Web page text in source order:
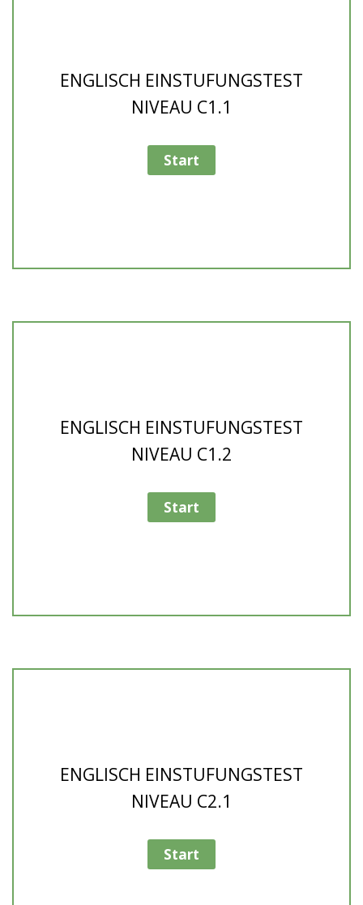
ENGLISCH EINSTUFUNGSTEST
NIVEAU C1.1
ENGLISCH EINSTUFUNGSTEST
NIVEAU C1.2
ENGLISCH EINSTUFUNGSTEST
NIVEAU C2.1